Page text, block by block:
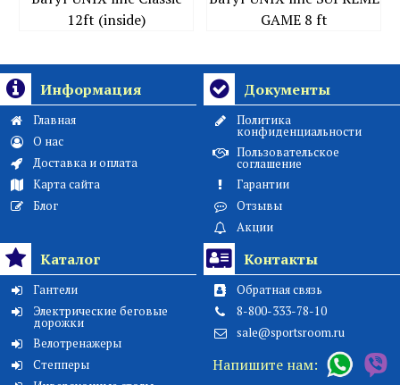
12ft (inside)
GAME 8 ft
Информация
Главная
О нас
Доставка и оплата
Карта сайта
Блог
Документы
Политика
конфиденциальности
Пользовательское
соглашение
Гарантии
Отзывы
Акции
Каталог
Гантели
Электрические беговые
дорожки
Велотренажеры
Степперы
Контакты
Обратная связь
8-800-333-78-10
sale@sportsroom.ru
Напишите нам: